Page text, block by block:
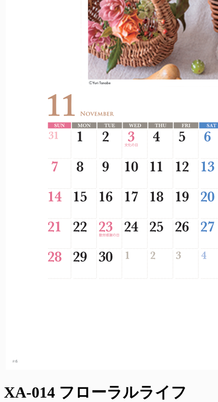
XA-014 フローラルライフ